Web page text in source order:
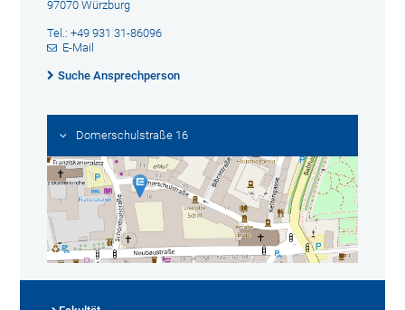
97070 Würzburg
Tel.: +49 931 31-86096
E-Mail
Suche Ansprechperson
Domerschulstraße 16